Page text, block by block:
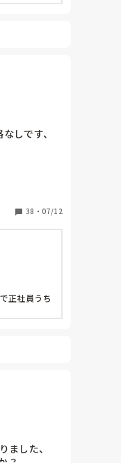
怒らないで
法…
！」と…
そこにあ
しない。
オニギリさ
。
んですよ。
なめ腐った
しです、
38 ・ 07/12
正社員うち
ました、